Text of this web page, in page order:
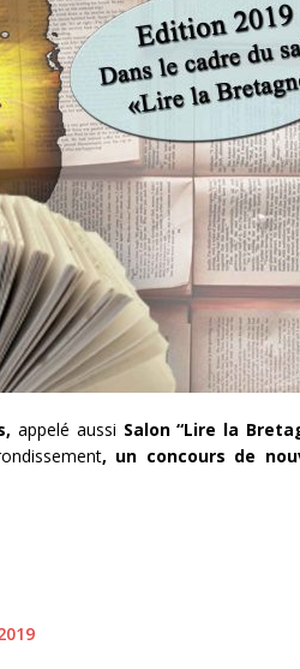
appelé aussi Salon “Lire la
, un concours de